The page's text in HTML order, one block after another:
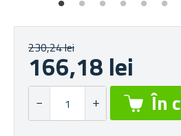
230,24 lei
166,18 lei